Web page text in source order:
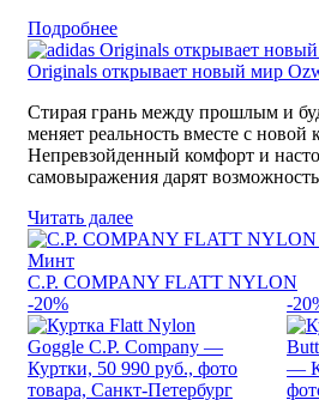
Подробнее
Originals открывает новый мир
Стирая грань между прошлым и
меняет реальность вместе с
Непревзойденный комфорт и
самовыражения дарят
Читать далее
C.P. COMPANY FLATT NYLON
-20%
-